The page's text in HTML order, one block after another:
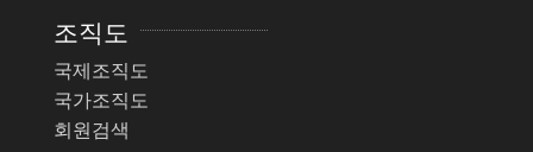
조직도
국제조직도
국가조직도
회원검색